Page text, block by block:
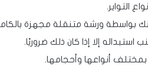
التواير.
بواسطة ورشة متنقلة مجهزة
إلا إذا كان ذلك ضروريًا.
بمختلف أنواعها وأحجامها.